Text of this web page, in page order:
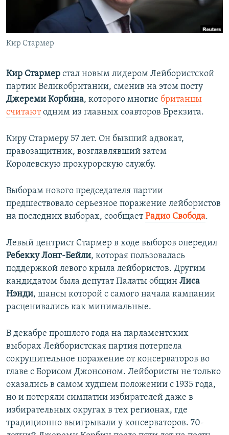
ПОБЕДИТЕЛЕЙ НЕ СУДЯТ?
КРЫМ.НЕПОКОРЕННЫЙ
ELIFBE
ПРИСОЕДИНЯЙТЕСЬ!
Все сайты RFE/RL
Кир Стармер
Кир Стармер стал новым лидером Лейбористской
партии Великобритании, сменив на этом посту
Джереми Корбина, которого многие британцы
считаютодним из главных соавторов Брекзита.
Киру Стармеру 57 лет. Он бывший адвокат,
правозащитник, возглавлявший затем
Королевскую прокурорскую службу.
Выборам нового председателя партии
предшествовало серьезное поражение лейбористов
на последних выборах, сообщаетРадио Свобода.
Левый центрист Стармер в ходе выборов опередил
Ребекку Лонг-Бейли, которая пользовалась
поддержкой левого крыла лейбористов. Другим
кандидатом была депутат Палаты общин Лиса
Нэнди, шансы которой с самого начала кампании
расценивались как минимальные.
В декабре прошлого года на парламентских
выборах Лейбористская партия потерпела
сокрушительное поражение от консерваторов во
главе с Борисом Джонсоном. Лейбористы не только
оказались в самом худшем положении с 1935 года,
но и потеряли симпатии избирателей даже в
избирательных округах в тех регионах, где
традиционно выигрывали у консерваторов. 70-